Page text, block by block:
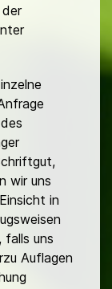
wir uns
in
falls uns
Auflagen